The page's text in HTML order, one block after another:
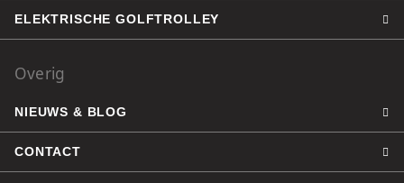
ELEKTRISCHE GOLFTROLLEY
Overig
NIEUWS & BLOG
CONTACT